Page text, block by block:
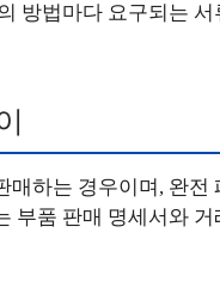
방법마다 요구되는
하는 경우이며, 완전
부품 판매 명세서와